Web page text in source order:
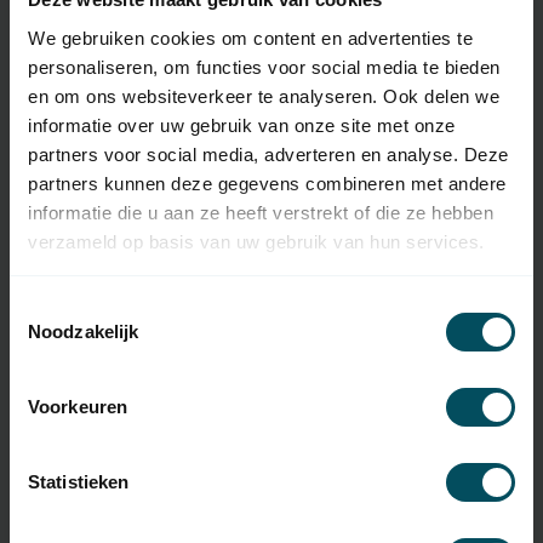
We gebruiken cookies om content en advertenties te
personaliseren, om functies voor social media te bieden
en om ons websiteverkeer te analyseren. Ook delen we
informatie over uw gebruik van onze site met onze
partners voor social media, adverteren en analyse. Deze
partners kunnen deze gegevens combineren met andere
informatie die u aan ze heeft verstrekt of die ze hebben
verzameld op basis van uw gebruik van hun services.
Noodzakelijk
Voorkeuren
Statistieken
SKU 2001952-WIT
Type handzender originele afstandsbediening
Aantal kanalen 4
Afmetingen 120x48x18 (bxhxd)
Materiaal